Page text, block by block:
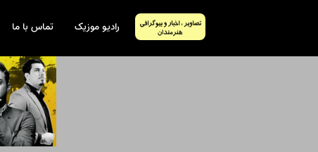
رادیو موزیک تماس با ما